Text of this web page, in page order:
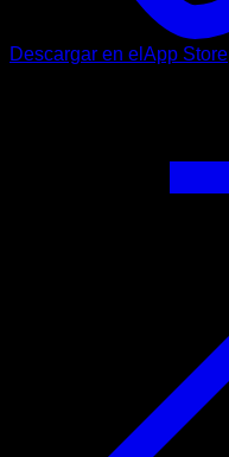
Descargar en el App Store